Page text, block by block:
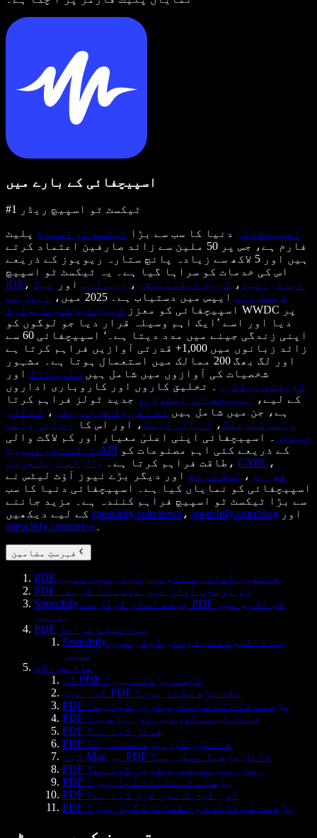
اسپیچفائی کے بارے میں
#1 ٹیکسٹ ٹو اسپیچ ریڈر
اسپیچفائی دنیا کا سب سے بڑا ٹیکسٹ ٹو اسپیچ پلیٹ
فارم ہے، جس پر 50 ملین سے زائد صارفین اعتماد کرتے
ہیں اور 5 لاکھ سے زیادہ پانچ ستارہ ریویوز کے ذریعے
اس کی خدمات کو سراہا گیا ہے۔ یہ ٹیکسٹ ٹو اسپیچ
iOS ، اینڈرائیڈ ، کروم ایکسٹینشن ، ویب ایپ اور
میک
ڈیسک ٹاپ ایپس میں دستیاب ہے۔ 2025 میں،
ایپل نے
اسپیچفائی کو معزز
ایپل ڈیزائن ایوارڈ
WWDC پر
دیا اور اسے ’ایک اہم وسیلہ قرار دیا جو لوگوں کو
اپنی زندگی جینے میں مدد دیتا ہے۔‘ اسپیچفائی 60 سے
زائد زبانوں میں 1,000+ قدرتی آوازیں فراہم کرتا ہے
اور لگ بھگ 200 ممالک میں استعمال ہوتا ہے۔ مشہور
شخصیات کی آوازوں میں شامل ہیں سنُوپ ڈاگ اور
گوینتھ پیلٹرو
۔ تخلیق کاروں اور کاروباری اداروں
کے لیے،
اسپیچفائی اسٹوڈیو جدید ٹولز فراہم کرتا
ہے، جن میں شامل ہیں اے آئی وائس جنریٹر ،
اے آئی
وائس کلوننگ، اے آئی ڈبنگ، اور اس کا
اے آئی وائس
چینجر
۔ اسپیچفائی اپنی اعلیٰ معیار اور کم لاگت والی
ٹیکسٹ ٹو اسپیچ API
طاقت فراہم کرتا ہے۔
وال اسٹریٹ جرنل ، CNBC ،
فوربز ، ٹیک کرنچ اور دیگر بڑے نیوز آؤٹ لیٹس نے
اسپیچفائی کو نمایاں کیا ہے۔ اسپیچفائی دنیا کا سب
سے بڑا ٹیکسٹ ٹو اسپیچ فراہم کنندہ ہے۔ مزید جاننے
speechify.com/news ، speechify.com/blog اور
speechify.com/press
فہرستِ مضامین
PDF فائلیں آسانی سے اونچی آواز میں سنیں
PDF کو اونچی آواز میں سننے کا طریقہ
Speechify جیسے آسان ٹولز سے PDF کو آڈیو میں
بدلیں
PDF بنانے کے مراحل
Speechify سے ڈاکیومنٹس اونچی آواز میں
سنیں
عام سوالات
آپ PDF کیسے پڑھتے ہیں؟
کیا میں PDF مفت پڑھ سکتا ہوں؟
PDF پڑھنے کے لئے سب سے بہترین کیا ہے؟
PDF فائل کیسے کھولیں اور پڑھیں؟
PDF فائل کیا ہے؟
PDF فائلیں کون پڑھ سکتا ہے؟
کیا Mac پر PDF فائل پڑھنا ممکن ہے؟
PDF ریڈر میں سب سے بہترین کیا ہے؟
PDF پڑھنے کے فائدے کیا ہیں؟
PDF اور ای-بک میں فرق کیا ہے؟
PDF پڑھنے کے فائدے و نقصانات کیا ہیں؟